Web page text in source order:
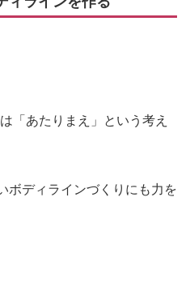
「あたりまえ」という考え
ボディラインづくりにも力を